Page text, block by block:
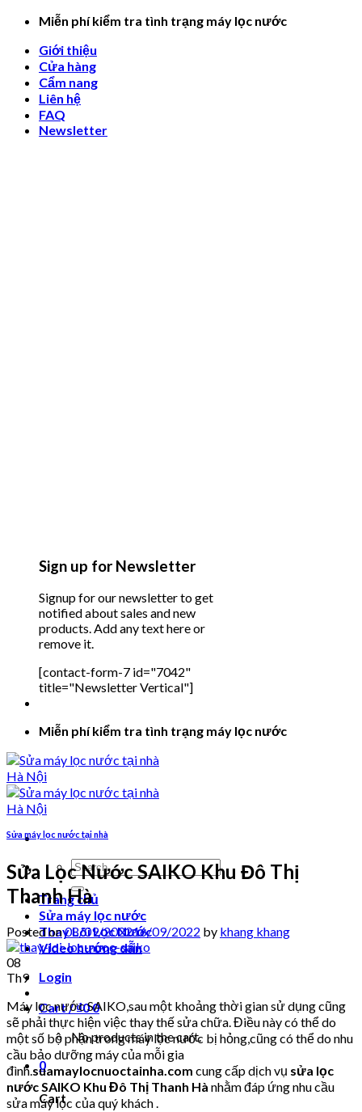
Skip
content
Miễn phí kiểm tra tình trạng máy lọc nước
Giới thiệu
Cửa hàng
Cẩm nang
Liên hệ
FAQ
Newsletter
Sign up for Newsletter
Signup for our newsletter to get
notified about sales and new
products. Add any text here or
remove it.
[contact-form-7 id="7042"
title="Newsletter Vertical"]
Miễn phí kiểm tra tình trạng máy lọc nước
Search
for:
Trang chủ
Sửa máy lọc nước
Thay Lõi Lọc Nước
Video hướng dẫn
Login
Cart /₫00
No products in the cart.
0
Cart
Sửa máy lọc nước tại nhà
Sửa Lọc Nước SAIKO Khu Đô Thị
Thanh Hà
Posted on08/09/202216/09/2022 by khang khang
08
Th9
Máy lọc nước SAIKO,sau một khoảng thời gian sử dụng cũng
sẽ phải thực hiện việc thay thế sửa chữa. Điều này có thể do
một số bộ phận trong máy lọc nước bị hỏng,cũng có thể do nhu
cầu bảo dưỡng máy của mỗi gia
đình.suamaylocnuoctainha.com cung cấp dịch vụ sửa lọc
nước SAIKO Khu Đô Thị Thanh Hà nhằm đáp ứng nhu cầu
sửa máy lọc của quý khách .